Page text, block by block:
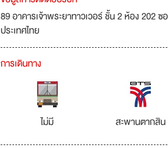
89 อาคารเจ้าพระยาทาวเวอร์ ชั้น 2 ห้อง 202
ประเทศไทย
การเดินทาง
ไม่มี สะพานตากสิน